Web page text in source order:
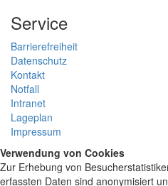
Service
Barrierefreiheit
Datenschutz
Kontakt
Notfall
Intranet
Lageplan
Impressum
Verwendung von Cookies
Zur Erhebung von
erfassten Daten sind anonymisiert